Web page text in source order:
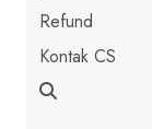
Refund
Kontak CS